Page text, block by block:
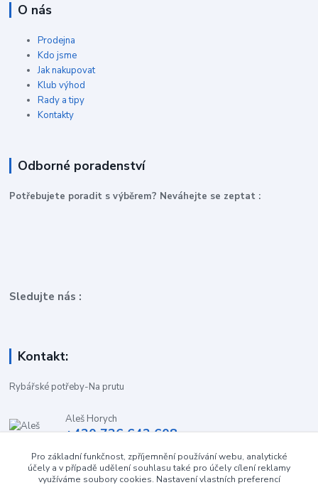
O nás
Prodejna
Kdo jsme
Jak nakupovat
Klub výhod
Rady a tipy
Kontakty
Odborné poradenství
Potřebujete poradit s výběrem? Neváhejte se zeptat :
Sledujte nás :
Kontakt:
Rybářské potřeby-Na prutu
Aleš Horych
+420 736 642 608
obchod-naprutu@seznam.cz
Pro základní funkčnost, zpříjemnění používání webu, analytické
účely a v případě udělení souhlasu také pro účely cílení reklamy
využíváme soubory cookies. Nastavení vlastních preferencí